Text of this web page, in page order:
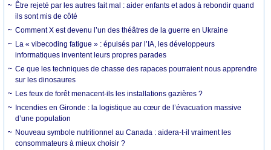
Être rejeté par les autres fait mal : aider enfants et ados à rebondir quand
ils sont mis de côté
Comment X est devenu l’un des théâtres de la guerre en Ukraine
La « vibecoding fatigue » : épuisés par l’IA, les développeurs
informatiques inventent leurs propres parades
Ce que les techniques de chasse des rapaces pourraient nous apprendre
sur les dinosaures
Les feux de forêt menacent-ils les installations gazières ?
Incendies en Gironde : la logistique au cœur de l’évacuation massive
d’une population
Nouveau symbole nutritionnel au Canada : aidera-t-il vraiment les
consommateurs à mieux choisir ?